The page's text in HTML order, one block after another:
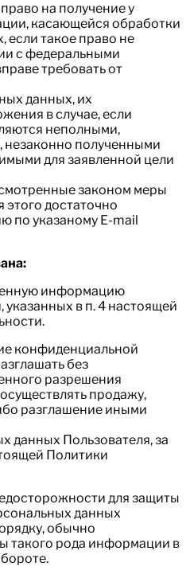
на получение у
касающейся обработки
если такое право не
с федеральными
требовать от
данных, их
в случае, если
неполными,
полученными
для заявленной цели
законом меры
этого достаточно
по указаному E-mail
информацию
указанных в п. 4 настоящей
конфиденциальной
без
разрешения
продажу,
разглашение иными
данных Пользователя, за
Политики
для защиты
данных
обычно
такого рода информации в